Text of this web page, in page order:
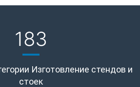
183
Изготовление стендов и
стоек